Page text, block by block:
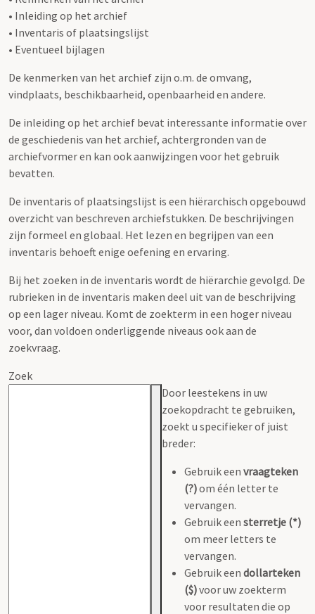
• Inleiding op het archief
• Inventaris of plaatsingslijst
• Eventueel bijlagen
De kenmerken van het archief zijn o.m. de omvang,
vindplaats, beschikbaarheid, openbaarheid en andere.
De inleiding op het archief bevat interessante informatie over
de geschiedenis van het archief, achtergronden van de
archiefvormer en kan ook aanwijzingen voor het gebruik
bevatten.
De inventaris of plaatsingslijst is een hiërarchisch opgebouwd
overzicht van beschreven archiefstukken. De beschrijvingen
zijn formeel en globaal. Het lezen en begrijpen van een
inventaris behoeft enige oefening en ervaring.
Bij het zoeken in de inventaris wordt de hiërarchie gevolgd. De
rubrieken in de inventaris maken deel uit van de beschrijving
op een lager niveau. Komt de zoekterm in een hoger niveau
voor, dan voldoen onderliggende niveaus ook aan de
zoekvraag.
Zoek
Door leestekens in uw
zoekopdracht te gebruiken,
zoekt u specifieker of juist
breder:
Gebruik een vraagteken
(?)om één letter te
vervangen.
Gebruik een sterretje (*)
om meer letters te
vervangen.
Gebruik een dollarteken
($)voor uw zoekterm
voor resultaten die op